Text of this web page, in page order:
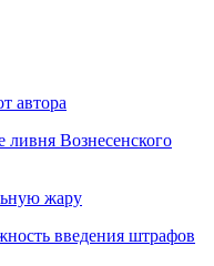
автора
ливня Вознесенского
жару
введения штрафов